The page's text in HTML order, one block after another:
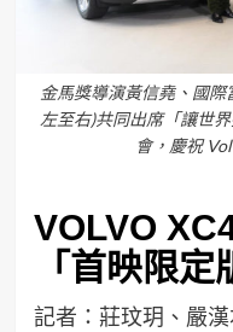
金馬獎導演黃信堯、國
左至右)共同出席「讓世
會，慶祝
VOLVO
「首映限
記者：莊玟玥、嚴